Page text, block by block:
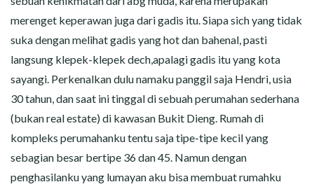
merenget keperawan juga dari gadis itu. Siapa sich yang tidak
suka dengan melihat gadis yang hot dan bahenal, pasti
langsung klepek-klepek dech,apalagi gadis itu yang kota
sayangi. Perkenalkan dulu namaku panggil saja Hendri, usia
30 tahun, dan saat ini tinggal di sebuah perumahan sederhana
(bukan real estate) di kawasan Bukit Dieng. Rumah di
kompleks perumahanku tentu saja tipe-tipe kecil yang
sebagian besar bertipe 36 dan 45. Namun dengan
penghasilanku yang lumayan aku bisa membuat rumahku